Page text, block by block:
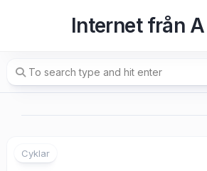
Internet från
Cyklar